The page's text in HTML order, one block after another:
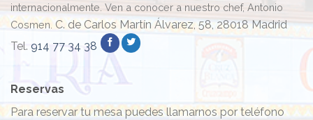
internacionalmente. Ven a conocer a nuestro chef, Antonio
Cosmen. C. de Carlos Martín Álvarez, 58, 28018 Madrid
Tel. 914 77 34 38
Reservas
Para reservar tu mesa puedes llamarnos por teléfono